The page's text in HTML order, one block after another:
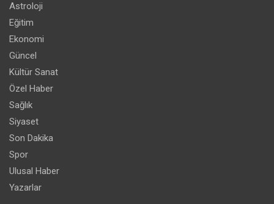
Astroloji
Eğitim
Ekonomi
Güncel
Kültür Sanat
Özel Haber
Sağlık
Siyaset
Son Dakika
Spor
Ulusal Haber
Yazarlar